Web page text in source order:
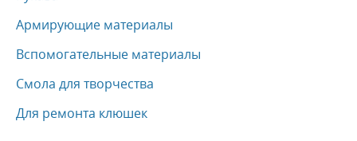
Армирующие материалы
Вспомогательные материалы
Смола для творчества
Для ремонта клюшек